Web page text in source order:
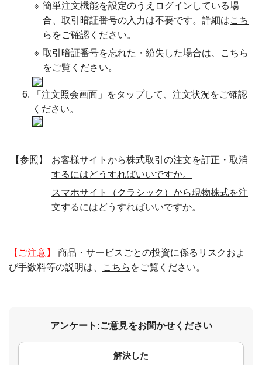
※ 簡単注文機能を設定のうえログインしている場
合、取引暗証番号の入力は不要です。詳細はこち
ら をご確認ください。
※ 取引暗証番号を忘れた・紛失した場合は、
こちら
をご覧ください。
「注文照会画面」をタップして、注文状況をご確認
ください。
【参照】
お客様サイトから株式取引の注文を訂正・取消
するにはどうすればいいですか。
スマホサイト（クラシック）から現物株式を注
文するにはどうすればいいですか。
【ご注意】
商品・サービスごとの投資に係るリスクおよ
び手数料等の説明は、
こちら をご覧ください。
アンケート:ご意見をお聞かせください
解決した
コメント